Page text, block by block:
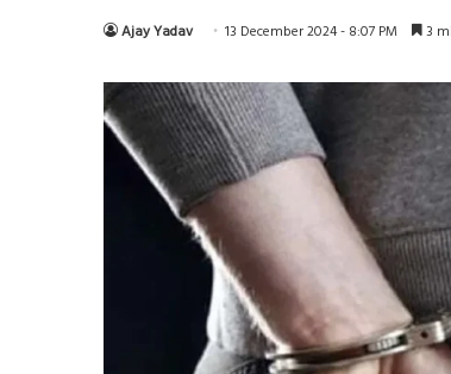
Ajay Yadav 13 December 2024 - 8:07 PM 3